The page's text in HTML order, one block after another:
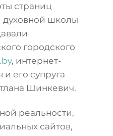
страниц
духовной школы
городского
, интернет-
его супруга
Шинкевич.
реальности,
сайтов,